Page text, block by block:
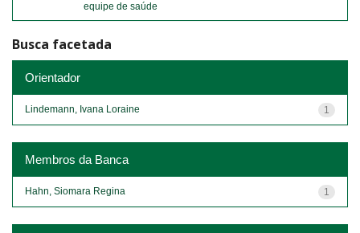
equipe de saúde
Busca facetada
Orientador
1
Lindemann, Ivana Loraine
Membros da Banca
1
Hahn, Siomara Regina